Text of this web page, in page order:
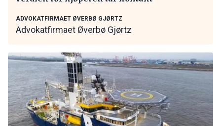
ADVOKATFIRMAET ØVERBØ GJØRTZ
Advokatfirmaet Øverbø Gjørtz